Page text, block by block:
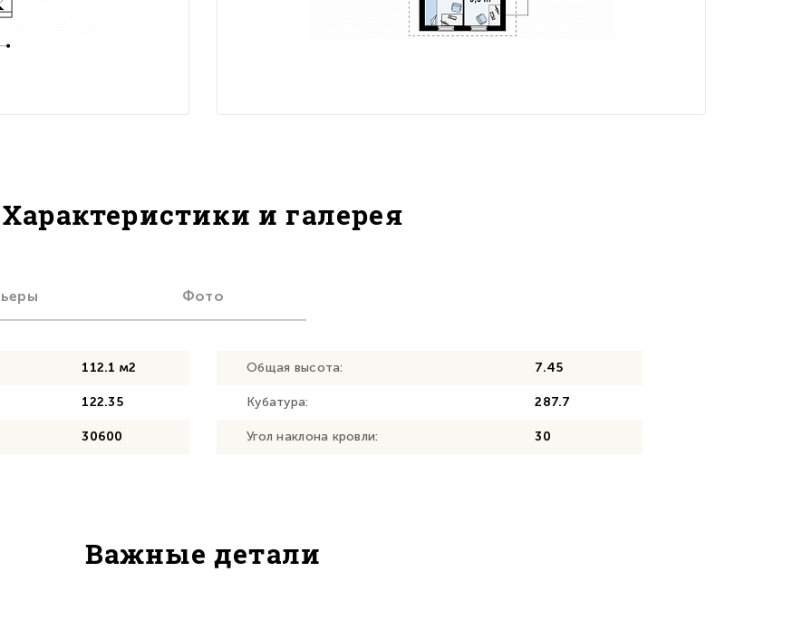
Характеристики и галерея
Фото
112.1 м2
122.35
30600
Общая высота: 7.45
Кубатура: 287.7
Угол наклона кровли: 30
Важные детали